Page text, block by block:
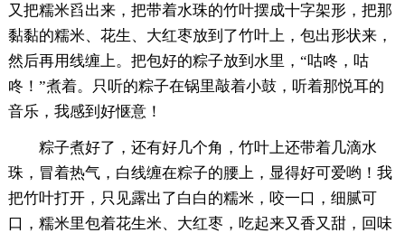
又把糯米舀出来，把带着水珠的竹叶摆成十字架形，把那
黏黏的糯米、花生、大红枣放到了竹叶上，包出形状来，
然后再用线缠上。把包好的粽子放到水里，“咕咚，咕
咚！”煮着。只听的粽子在锅里敲着小鼓，听着那悦耳的
音乐，我感到好惬意！
粽子煮好了，还有好几个角，竹叶上还带着几滴水
珠，冒着热气，白线缠在粽子的腰上，显得好可爱哟！我
把竹叶打开，只见露出了白白的糯米，咬一口，细腻可
口，糯米里包着花生米、大红枣，吃起来又香又甜，回味